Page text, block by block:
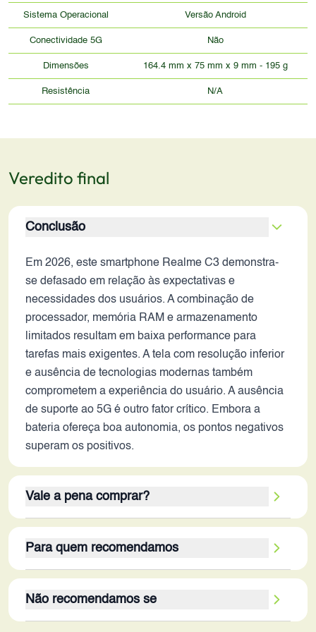
Sistema Operacional Versão Android
Conectividade 5G Não
Dimensões 164.4 mm x 75 mm x 9 mm - 195 g
Resistência N/A
Veredito final
Conclusão
Em 2026, este smartphone Realme C3 demonstra-
se defasado em relação às expectativas e
necessidades dos usuários. A combinação de
processador, memória RAM e armazenamento
limitados resultam em baixa performance para
tarefas mais exigentes. A tela com resolução inferior
e ausência de tecnologias modernas também
comprometem a experiência do usuário. A ausência
de suporte ao 5G é outro fator crítico. Embora a
bateria ofereça boa autonomia, os pontos negativos
superam os positivos.
Vale a pena comprar?
smartphone. Apesar da boa capacidade da bateria
e tela grande, os pontos negativos são muitos:
ausência de 5G. O custo-benefício não é atrativo,
uma vez que existem opções mais recentes e com
Para quem recomendamos
usuários que buscam um dispositivo muito básico,
sem grandes expectativas de desempenho ou
Não recomendamos se